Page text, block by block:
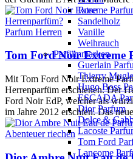
Rose
Sandelholz
Vanille
Weihrauch
Parfümmarken
Guerlain
Thierry
Hugo Boss
ESCADA
Dior Parfum
Dolce &
Lacoste
Tom Ford
Lancome
Parfum Herren
Tom Ford Noir Extreme
Mit Tom Ford Noir Extreme
Herrenparfüm erschienen. Der
Ford Noir EdP, welcher als
im Jahre 2012 erschien. Das
Abenteuer riechen